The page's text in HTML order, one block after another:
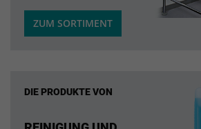
ZUM SORTIMENT
DIE PRODUKTE VON